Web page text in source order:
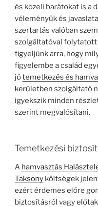
és közeli barátokat is a
véleményük és
szertartás valóban
szolgáltatóval folytatott
figyeljünk arra, hogy
figyelembe a család
jótemetkezés és
kerületben szolgáltató
igyekszik minden
szerint megvalósítani.
Temetkezési
A hamvasztás
Taksony költségek
ezért érdemes előre
biztosításról vagy